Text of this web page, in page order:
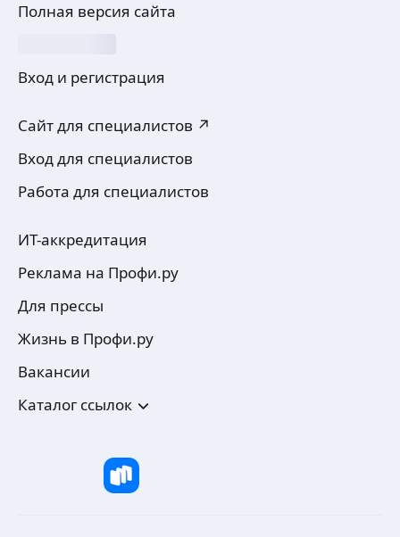
Полная версия сайта
Вход и регистрация
Сайт для специалистов ↗
Вход для специалистов
Работа для специалистов
ИТ-аккредитация
Реклама на Профи.ру
Для прессы
Жизнь в Профи.ру
Вакансии
Каталог ссылок